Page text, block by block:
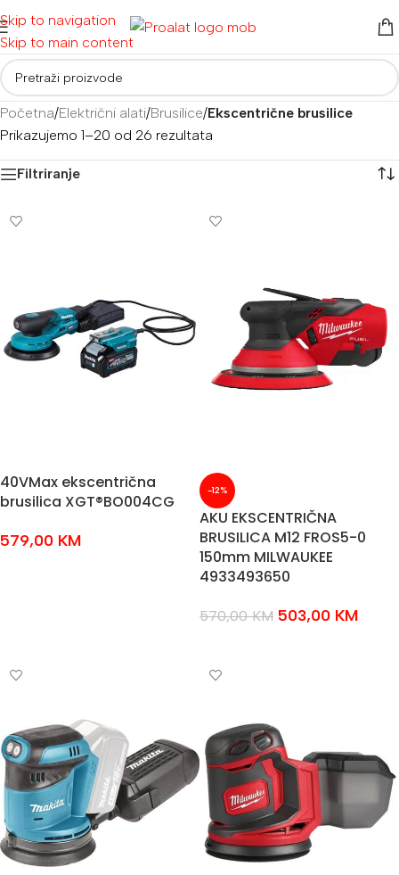
Skip to navigation
Skip to main content
Početna/Električni alati/Brusilice/Ekscentrične brusilice
Prikazujemo 1–20 od 26 rezultata
Filtriranje
40VMax ekscentrična
brusilica XGT®BO004CG
579,00 KM
-12%
AKU EKSCENTRIČNA
BRUSILICA M12 FROS5-0
150mm MILWAUKEE
4933493650
570,00KM 503,00 KM